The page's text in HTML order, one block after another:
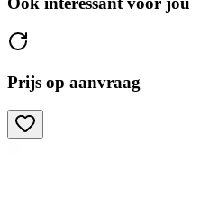
Prijs op aanvraag